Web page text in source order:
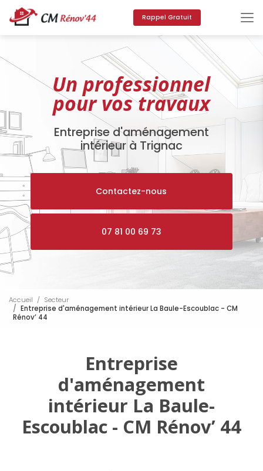
au
contenu
principal
Rappel Gratuit
Un professionnel
pour vos travaux
Entreprise d'aménagement
intérieur à Trignac
Contactez-nous
07 81 00 69 73
Accueil
Secteur
Entreprise d'aménagement intérieur La Baule-Escoublac - CM
Rénov’ 44
Entreprise
d'aménagement
intérieur La Baule-
Escoublac - CM Rénov’ 44